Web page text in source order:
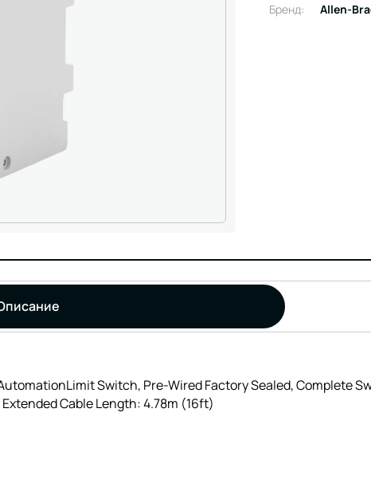
Бренд:
Allen-
Switch, Pre-Wired Factory Sealed, Complete
Cable Length: 4.78m (16ft)